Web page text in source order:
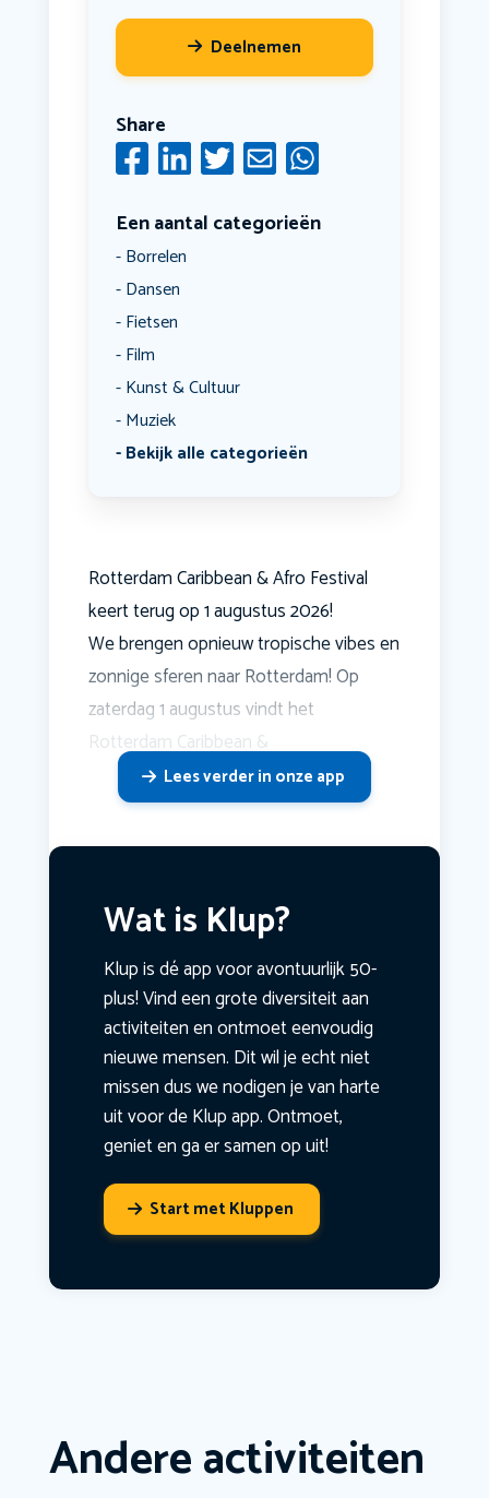
Deelnemen
Share
Een aantal categorieën
Borrelen
Dansen
Fietsen
Film
Kunst & Cultuur
Muziek
Bekijk alle categorieën
Rotterdam Caribbean & Afro Festival
keert terug op 1 augustus 2026!
We brengen opnieuw tropische vibes en
zonnige sferen naar Rotterdam! Op
zaterdag 1 augustus vindt het
Rotterdam Caribbean &
Lees verder in onze app
Wat is Klup?
Klup is dé app voor avontuurlijk 50-
plus! Vind een grote diversiteit aan
activiteiten en ontmoet eenvoudig
nieuwe mensen. Dit wil je echt niet
missen dus we nodigen je van harte
uit voor de Klup app. Ontmoet,
geniet en ga er samen op uit!
Start met Kluppen
Andere activiteiten